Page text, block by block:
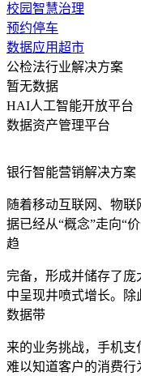
校园智慧治理
预约停车
数据应用超市
公检法行业解决方案
暂无数据
HAI人工智能开放平台
数据资产管理平台
银行智能营销解决方案
随着移动互联网、物
据已经从“概念”走向“
趋
完备，形成并储存了
中呈现井喷式增长。
数据带
来的业务挑战，手机
难以知道客户的消费